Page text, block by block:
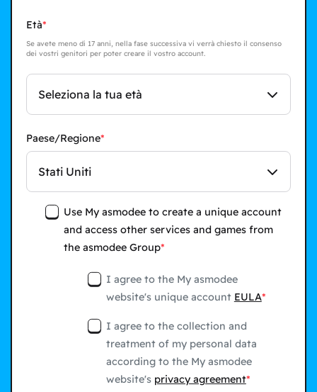
Età
Se avete meno di 17 anni, nella fase successiva vi verrà chiesto il consenso
dei vostri genitori per poter creare il vostro account.
Seleziona la tua età
Paese/Regione
Stati Uniti
Use My asmodee to create a unique account
and access other services and games from
the asmodee Group
I agree to the My asmodee
website's unique account EULA
I agree to the collection and
treatment of my personal data
according to the My asmodee
website's privacy agreement